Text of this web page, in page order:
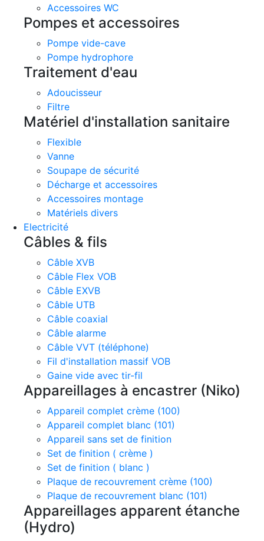
Accessoires WC
Pompes et accessoires
Pompe vide-cave
Pompe hydrophore
Traitement d'eau
Adoucisseur
Filtre
Matériel d'installation sanitaire
Flexible
Vanne
Soupape de sécurité
Décharge et accessoires
Accessoires montage
Matériels divers
Electricité
Câbles & fils
Câble XVB
Câble Flex VOB
Câble EXVB
Câble UTB
Câble coaxial
Câble alarme
Câble VVT (téléphone)
Fil d'installation massif VOB
Gaine vide avec tir-fil
Appareillages à encastrer (Niko)
Appareil complet crème (100)
Appareil complet blanc (101)
Appareil sans set de finition
Set de finition ( crème )
Set de finition ( blanc )
Plaque de recouvrement crème (100)
Plaque de recouvrement blanc (101)
Appareillages apparent étanche
(Hydro)